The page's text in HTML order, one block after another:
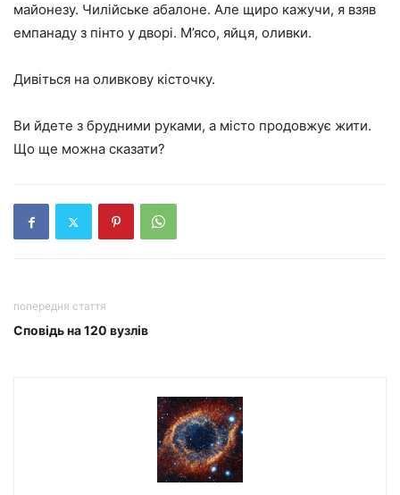
майонезу. Чилійське абалоне. Але щиро кажучи, я взяв
емпанаду з пінто у дворі. М’ясо, яйця, оливки.
Дивіться на оливкову кісточку.
Ви йдете з брудними руками, а місто продовжує жити.
Що ще можна сказати?
попередня стаття
Сповідь на 120 вузлів